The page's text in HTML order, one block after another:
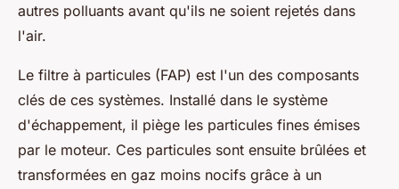
autres polluants avant qu'ils ne soient rejetés dans
l'air.
Le filtre à particules (FAP) est l'un des composants
clés de ces systèmes. Installé dans le système
d'échappement, il piège les particules fines émises
par le moteur. Ces particules sont ensuite brûlées et
transformées en gaz moins nocifs grâce à un